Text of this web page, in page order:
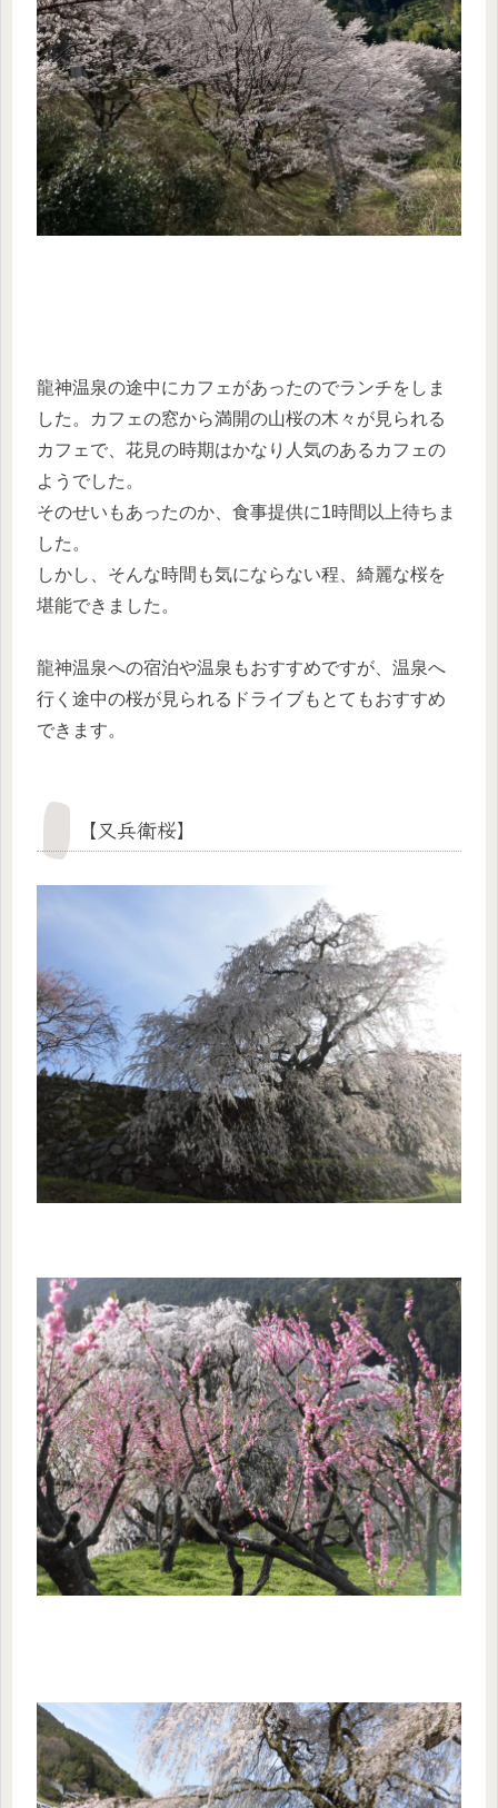
龍神温泉の途中にカフェがあったのでランチをしま
した。カフェの窓から満開の山桜の木々が見られる
カフェで、花見の時期はかなり人気のあるカフェの
ようでした。
そのせいもあったのか、食事提供に1時間以上待ちま
した。
しかし、そんな時間も気にならない程、綺麗な桜を
堪能できました。
龍神温泉への宿泊や温泉もおすすめですが、温泉へ
行く途中の桜が見られるドライブもとてもおすすめ
できます。
【又兵衛桜】